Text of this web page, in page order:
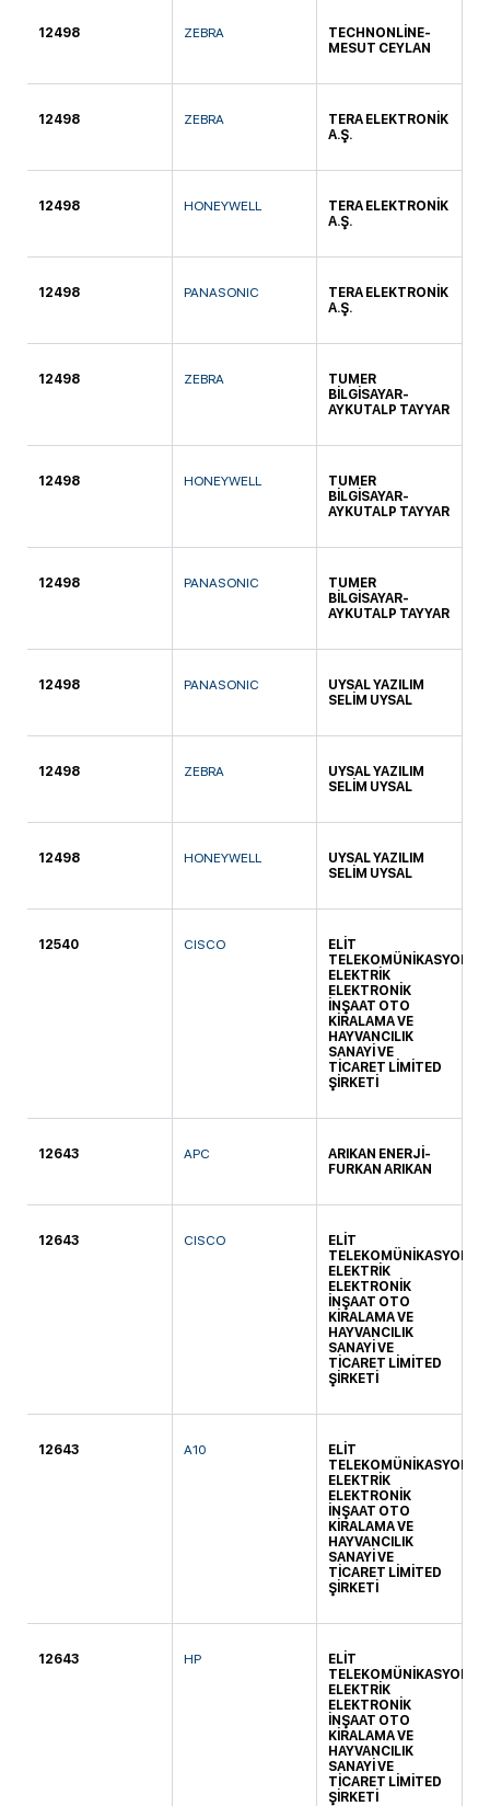
12498 ZEBRA
TECHNONLİNE-
MESUT CEYLAN
12498 ZEBRA
TERA ELEKTRONİK
A.Ş.
12498 HONEYWELL
TERA ELEKTRONİK
A.Ş.
12498 PANASONIC
TERA ELEKTRONİK
A.Ş.
12498 ZEBRA
TUMER
BİLGİSAYAR-
AYKUTALP TAYYAR
12498 HONEYWELL
TUMER
BİLGİSAYAR-
AYKUTALP TAYYAR
12498 PANASONIC
TUMER
BİLGİSAYAR-
AYKUTALP TAYYAR
12498 PANASONIC
UYSAL YAZILIM
SELİM UYSAL
12498 ZEBRA
UYSAL YAZILIM
SELİM UYSAL
12498 HONEYWELL
UYSAL YAZILIM
SELİM UYSAL
12540 CISCO
ELİT
TELEKOMÜNİKASYON
ELEKTRİK
ELEKTRONİK
İNŞAAT OTO
KİRALAMA VE
HAYVANCILIK
SANAYİ VE
TİCARET LİMİTED
ŞİRKETİ
12643 APC
ARIKAN ENERJİ-
FURKAN ARIKAN
12643 CISCO
ELİT
TELEKOMÜNİKASYON
ELEKTRİK
ELEKTRONİK
İNŞAAT OTO
KİRALAMA VE
HAYVANCILIK
SANAYİ VE
TİCARET LİMİTED
ŞİRKETİ
12643 A10
ELİT
TELEKOMÜNİKASYON
ELEKTRİK
ELEKTRONİK
İNŞAAT OTO
KİRALAMA VE
HAYVANCILIK
SANAYİ VE
TİCARET LİMİTED
ŞİRKETİ
12643 HP
ELİT
TELEKOMÜNİKASYON
ELEKTRİK
ELEKTRONİK
İNŞAAT OTO
KİRALAMA VE
HAYVANCILIK
SANAYİ VE
TİCARET LİMİTED
ŞİRKETİ